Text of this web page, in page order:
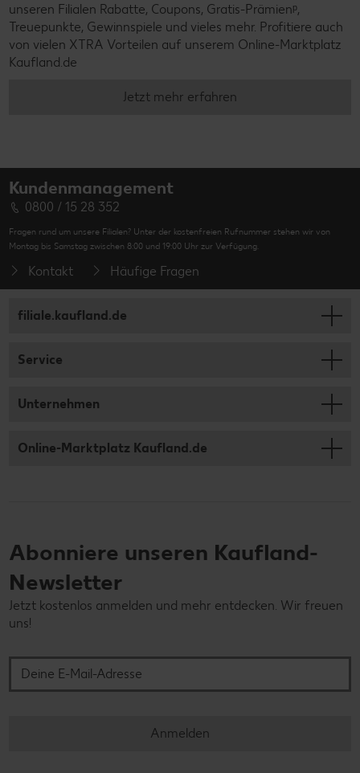
unseren Filialen Rabatte, Coupons, Gratis-Prämienᵖ,
Treuepunkte, Gewinnspiele und vieles mehr. Profitiere auch
von vielen XTRA Vorteilen auf unserem Online-Marktplatz
Kaufland.de
Jetzt mehr erfahren
Kundenmanagement
0800 / 15 28 352
Fragen rund um unsere Filialen? Unter der kostenfreien Rufnummer stehen wir von
Montag bis Samstag zwischen 8:00 und 19:00 Uhr zur Verfügung.
Kontakt Häufige Fragen
filiale.kaufland.de
Service
Unternehmen
Online-Marktplatz Kaufland.de
Abonniere unseren Kaufland-
Newsletter
Jetzt kostenlos anmelden und mehr entdecken. Wir freuen
uns!
Anmelden